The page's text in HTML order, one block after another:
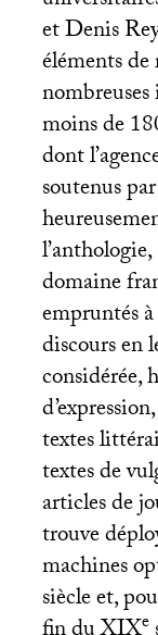
et Denis
éléments
moins de
dont
soutenus
domaine
empruntés
discours en
considérée,
textes
textes de
articles de
trouve
machines
siècle et,
e